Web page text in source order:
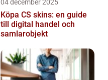
04 december 2025
Köpa CS skins: en guide
till digital handel och
samlarobjekt